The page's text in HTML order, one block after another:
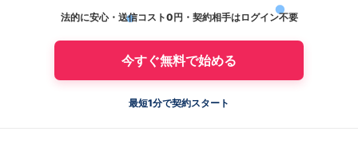
法的に安心・送信コスト0円・契約相手はログイン不要
今すぐ無料で始める
最短1分で契約スタート